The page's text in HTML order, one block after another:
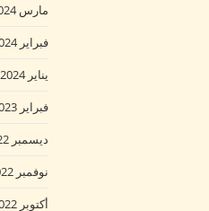
مارس 2024
فبراير 2024
يناير 2024
فبراير 2023
ديسمبر 2022
نوفمبر 2022
أكتوبر 2022